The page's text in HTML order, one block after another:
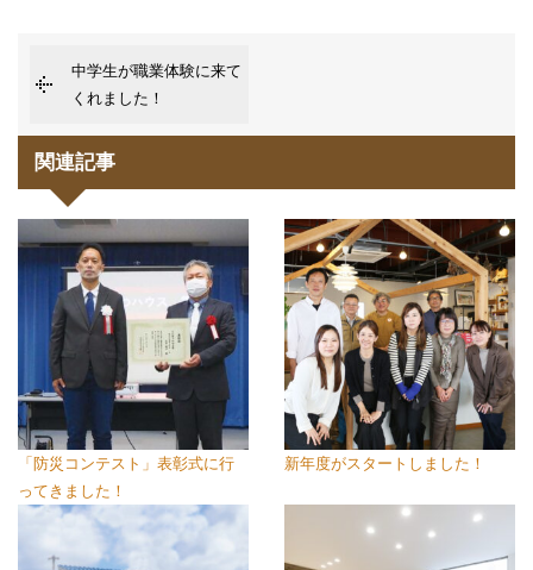
中学生が職業体験に来て
くれました！
関連記事
「防災コンテスト」表彰式に行
ってきました！
新年度がスタートしました！